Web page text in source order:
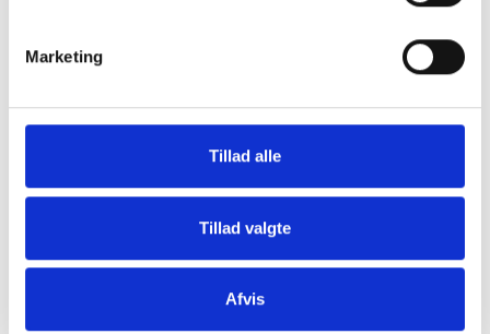
Marketing
Tillad alle
Tillad valgte
Afvis
Vægt: 5kg